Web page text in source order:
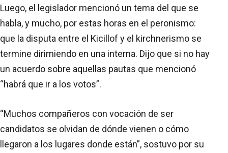
Luego, el legislador mencionó un tema del que se
habla, y mucho, por estas horas en el peronismo:
que la disputa entre el Kicillof y el kirchnerismo se
termine dirimiendo en una interna. Dijo que si no hay
un acuerdo sobre aquellas pautas que mencionó
“habrá que ir a los votos”.
“Muchos compañeros con vocación de ser
candidatos se olvidan de dónde vienen o cómo
llegaron a los lugares donde están”, sostuvo por su